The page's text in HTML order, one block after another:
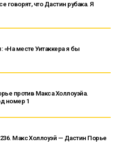
говорят, что Дастин рубака. Я
«На месте Уитаккера я бы
против Макса Холлоуэйа.
номер 1
Макс Холлоуэй — Дастин Порье